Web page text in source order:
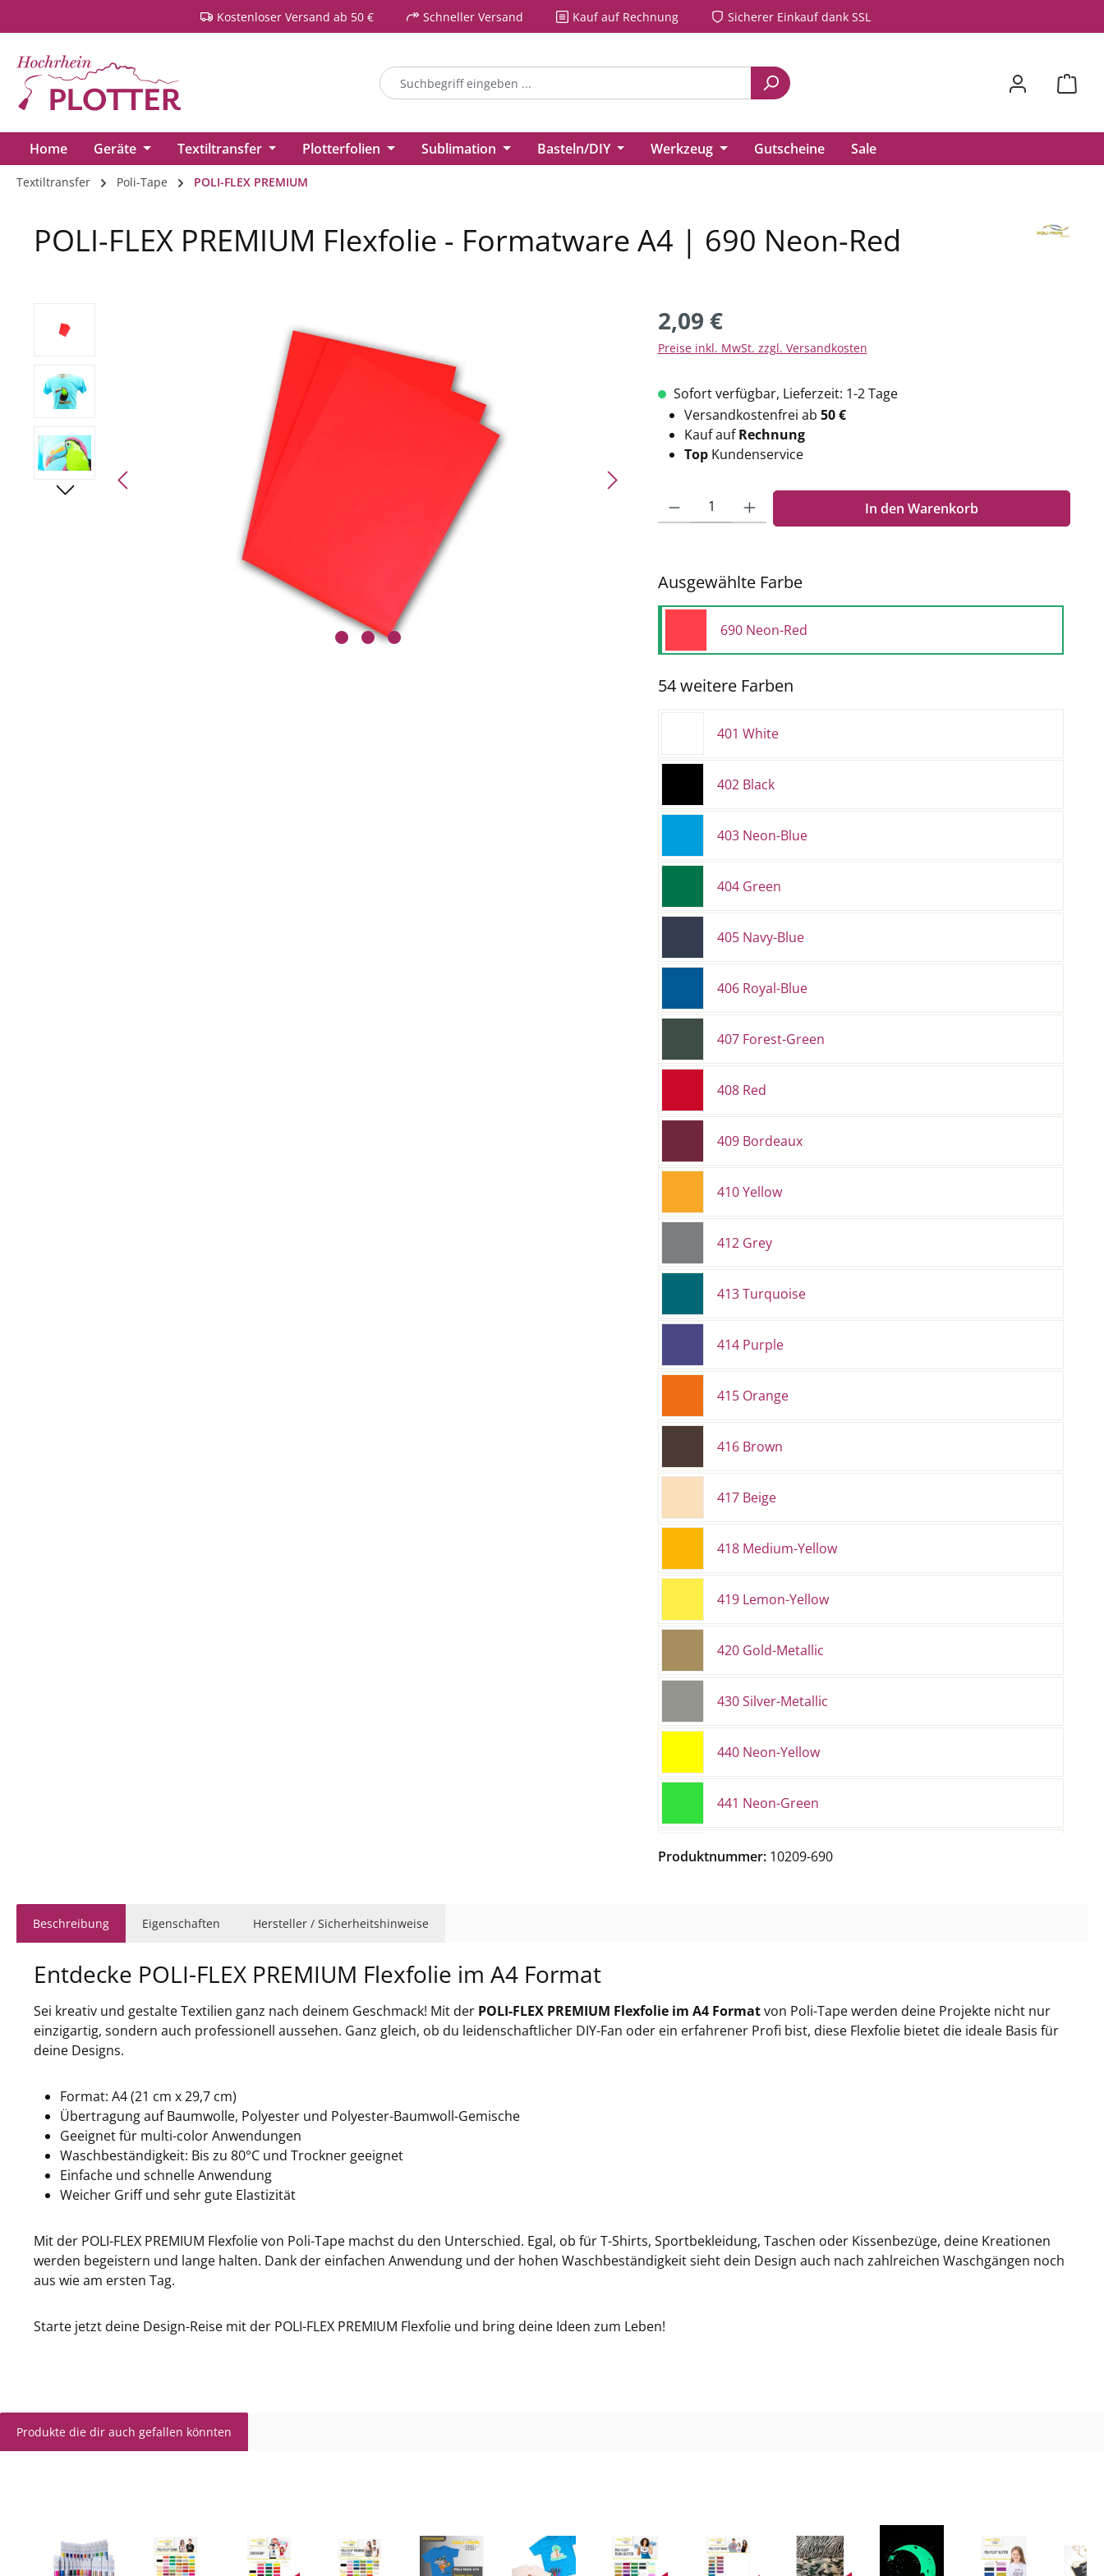
Zur Hauptnavigation springenKostenloser Versand ab 50 € Schneller Versand Kauf auf Rechnung Sicherer Einkauf dank SSL
Home Geräte Textiltransfer Plotterfolien Sublimation Basteln/DIY Werkzeug Gutscheine Sale
Textiltransfer Poli-Tape POLI-FLEX PREMIUM
POLI-FLEX PREMIUM Flexfolie - Formatware A4 | 690 Neon-Red
2,09 €
Preise inkl. MwSt. zzgl. Versandkosten
Sofort verfügbar, Lieferzeit: 1-2 Tage
Versandkostenfrei ab 50 €
Kauf aufRechnung
TopKundenservice
Produkt Anzahl: Gib den gewünschten Wert ein oder benutze die Schaltflächen um die Anzahl zu
In den Warenkorb
Ausgewählte Farbe
690 Neon-Red
54 weitere Farben
401 White
402 Black
403 Neon-Blue
404 Green
405 Navy-Blue
406 Royal-Blue
407 Forest-Green
408 Red
409 Bordeaux
410 Yellow
412 Grey
413 Turquoise
414 Purple
415 Orange
416 Brown
417 Beige
418 Medium-Yellow
419 Lemon-Yellow
420 Gold-Metallic
430 Silver-Metallic
440 Neon-Yellow
441 Neon-Green
442 Neon-Orange
461 Baby-Pink
467 Apple-Green
473 Flame-Red
Produktnummer: 10209-690
Beschreibung Eigenschaften Hersteller / Sicherheitshinweise
Entdecke POLI-FLEX PREMIUM Flexfolie im A4 Format
Sei kreativ und gestalte Textilien ganz nach deinem Geschmack! Mit der POLI-FLEX PREMIUM Flexfolie im A4 Formatvon Poli-Tape werden deine Projekte nicht nur
einzigartig, sondern auch professionell aussehen. Ganz gleich, ob du leidenschaftlicher DIY-Fan oder ein erfahrener Profi bist, diese Flexfolie bietet die ideale Basis für
deine Designs.
Format: A4 (21 cm x 29,7 cm)
Übertragung auf Baumwolle, Polyester und Polyester-Baumwoll-Gemische
Geeignet für multi-color Anwendungen
Waschbeständigkeit: Bis zu 80°C und Trockner geeignet
Einfache und schnelle Anwendung
Weicher Griff und sehr gute Elastizität
Mit der POLI-FLEX PREMIUM Flexfolie von Poli-Tape machst du den Unterschied. Egal, ob für T-Shirts, Sportbekleidung, Taschen oder Kissenbezüge, deine Kreationen
werden begeistern und lange halten. Dank der einfachen Anwendung und der hohen Waschbeständigkeit sieht dein Design auch nach zahlreichen Waschgängen noch
aus wie am ersten Tag.
Starte jetzt deine Design-Reise mit der POLI-FLEX PREMIUM Flexfolie und bring deine Ideen zum Leben!
Produkte die dir auch gefallen könnten